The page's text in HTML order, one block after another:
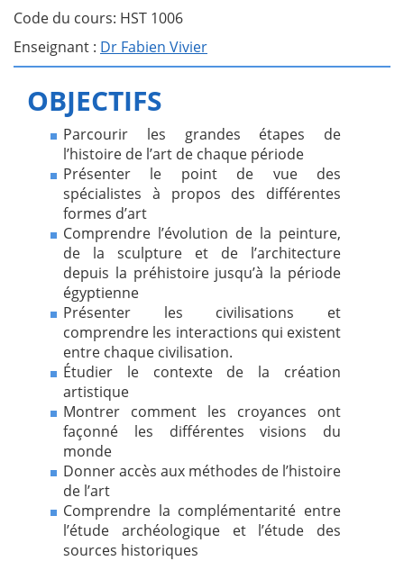
Code du cours: HST 1006
Enseignant : Dr Fabien Vivier
OBJECTIFS
Parcourir les grandes étapes de
l’histoire de l’art de chaque période
Présenter le point de vue des
spécialistes à propos des différentes
formes d’art
Comprendre l’évolution de la peinture,
de la sculpture et de l’architecture
depuis la préhistoire jusqu’à la période
égyptienne
Présenter les civilisations et
comprendre les interactions qui existent
entre chaque civilisation.
Étudier le contexte de la création
artistique
Montrer comment les croyances ont
façonné les différentes visions du
monde
Donner accès aux méthodes de l’histoire
de l’art
Comprendre la complémentarité entre
l’étude archéologique et l’étude des
sources historiques